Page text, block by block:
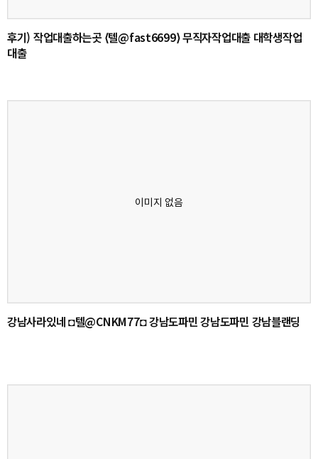
후기) 작업대출하는곳 ⟨텔@fast6699⟩ 무직자작업대출 대학생작업
대출
강남사라있네 ◘텔@CNKM77◘ 강남도파민 강남도파민 강남블랜딩